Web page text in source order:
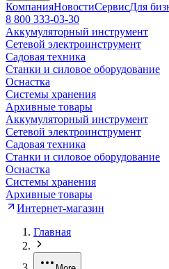
КомпанияНовостиСервисДля
8 800 333-03-30
Аккумуляторный инструмент
Сетевой электроинструмент
Садовая техника
Станки и силовое оборудование
Оснастка
Системы хранения
Архивные товары
Аккумуляторный инструмент
Сетевой электроинструмент
Садовая техника
Станки и силовое оборудование
Оснастка
Системы хранения
Архивные товары
Интернет-магазин
Главная